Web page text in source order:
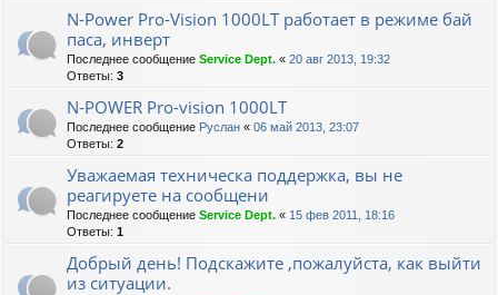
N-Power Pro-Vision 1000LT работает в режиме бай
паса, инверт
Последнее сообщение Service Dept. « 20 авг 2013, 19:32
Ответы: 3
N-POWER Pro-vision 1000LT
Последнее сообщение Руслан « 06 май 2013, 23:07
Ответы: 2
Уважаемая техническа поддержка, вы не
реагируете на сообщени
Последнее сообщение Service Dept. « 15 фев 2011, 18:16
Ответы: 1
Добрый день! Подскажите ,пожалуйста, как выйти
из ситуации.